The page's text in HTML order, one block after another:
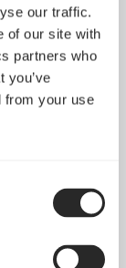
our traffic.
of our site with
partners who
you’ve
from your use
レス指定